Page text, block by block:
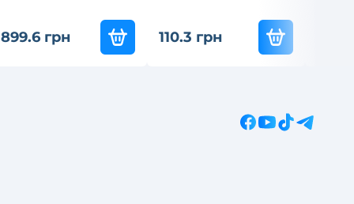
899.6 грн 110.3 грн